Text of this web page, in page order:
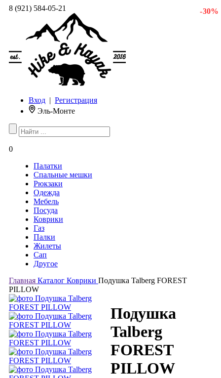
8 (921) 584-05-21
Вход | Регистрация
Эль-Монте
0
Палатки
Спальные мешки
Рюкзаки
Одежда
Мебель
Посуда
Коврики
Газ
Палки
Жилеты
Сап
Другое
Главная Каталог Коврики Подушка Talberg FOREST
PILLOW
- 30 %
Подушка
Talberg
FOREST
PILLOW